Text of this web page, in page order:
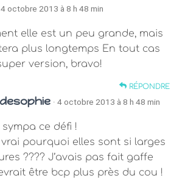
4 octobre 2013 à 8 h 48 min
elle est un peu grande, mais
plus longtemps En tout cas
version, bravo!
RÉPONDRE
· 4 octobre 2013 à 8 h 48 min
sympa ce défi !
vrai pourquoi elles sont si larges
???? J’avais pas fait gaffe
être bcp plus près du cou !